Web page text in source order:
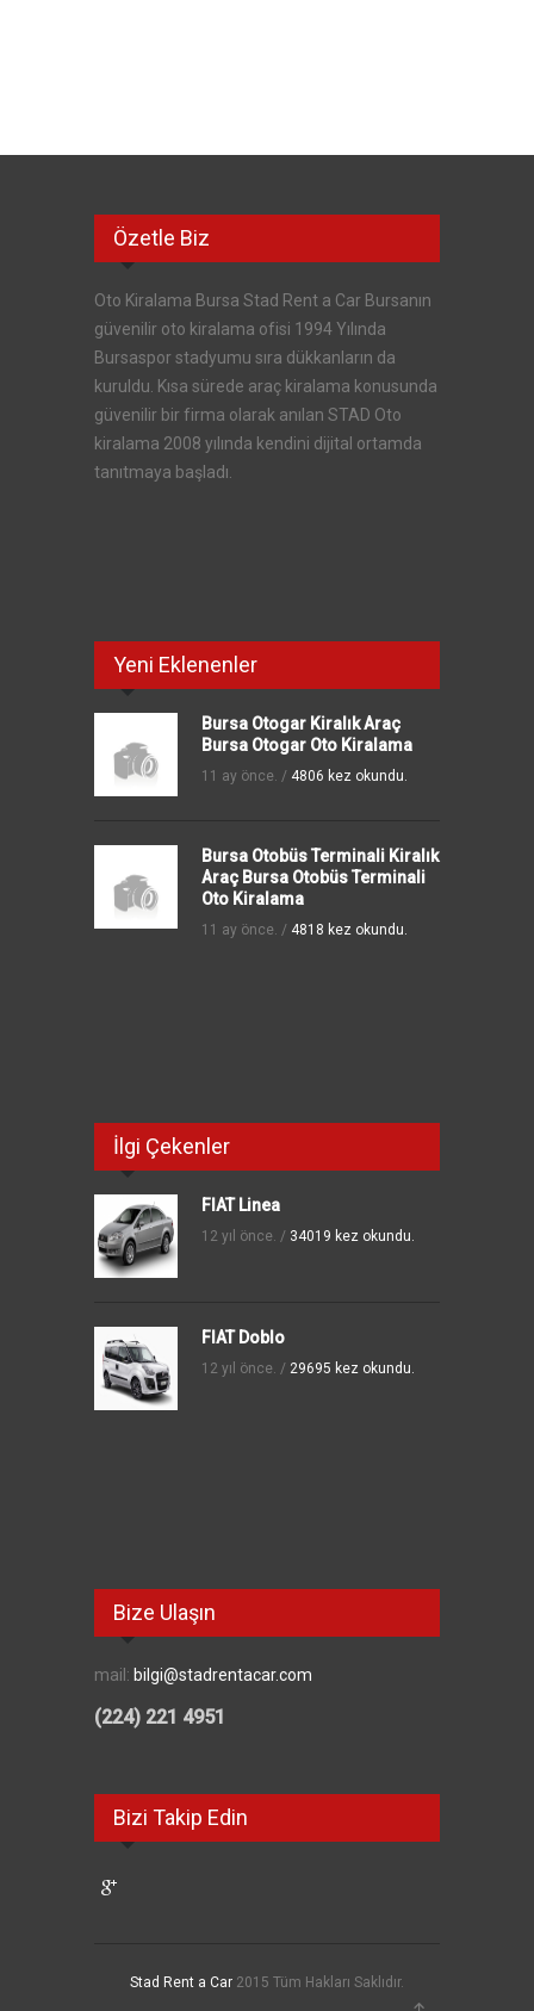
Özetle Biz
Oto Kiralama Bursa Stad Rent a Car Bursanın
güvenilir oto kiralama ofisi 1994 Yılında
Bursaspor stadyumu sıra dükkanların da
kuruldu. Kısa sürede araç kiralama konusunda
güvenilir bir firma olarak anılan STAD Oto
kiralama 2008 yılında kendini dijital ortamda
tanıtmaya başladı.
Yeni Eklenenler
Bursa Otogar Kiralık Araç
Bursa Otogar Oto Kiralama
11 ay önce. / 4806 kez okundu.
Bursa Otobüs Terminali Kiralık
Araç Bursa Otobüs Terminali
Oto Kiralama
11 ay önce. / 4818 kez okundu.
İlgi Çekenler
FIAT Linea
12 yıl önce. / 34019 kez okundu.
FIAT Doblo
12 yıl önce. / 29695 kez okundu.
Bize Ulaşın
mail: bilgi@stadrentacar.com
(224) 221 4951
Bizi Takip Edin
Stad Rent a Car 2015 Tüm Hakları Saklıdır.